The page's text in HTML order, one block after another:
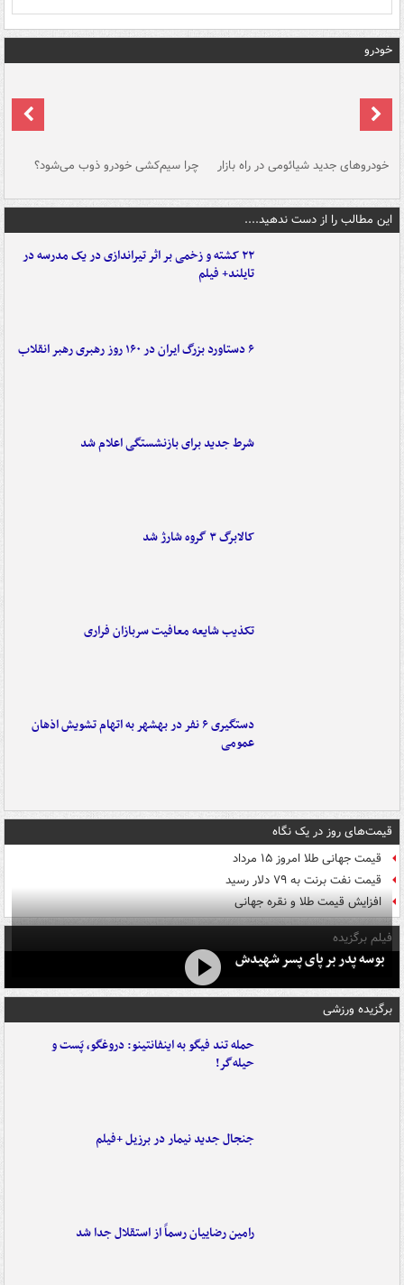
خودرو
خودروهای جدید شیائومی در راه بازار چرا سیم‌کشی خودرو ذوب می‌شود؟
این مطالب را از دست ندهید....
۲۲ کشته و زخمی بر اثر تیراندازی در یک مدرسه در
تایلند+ فیلم
۶ دستاورد بزرگ ایران در ۱۶۰ روز رهبری رهبر انقلاب
شرط جدید برای بازنشستگی اعلام شد
کالابرگ ۳ گروه شارژ شد
تکذیب شایعه معافیت سربازان فراری
دستگیری ۶ نفر در بهشهر به اتهام تشویش اذهان
عمومی
قیمت‌های روز در یک نگاه
قیمت جهانی طلا امروز ۱۵ مرداد
قیمت نفت برنت به ۷۹ دلار رسید
افزایش قیمت طلا و نقره جهانی
فیلم برگزیده
بوسه‌ پدر بر پای پسر شهیدش
برگزیده ورزشی
حمله تند فیگو به اینفانتینو: دروغگو، پَست‌ و
حیله‌گر!
جنجال جدید نیمار در برزیل +فیلم
رامین رضاییان رسماً از استقلال جدا شد